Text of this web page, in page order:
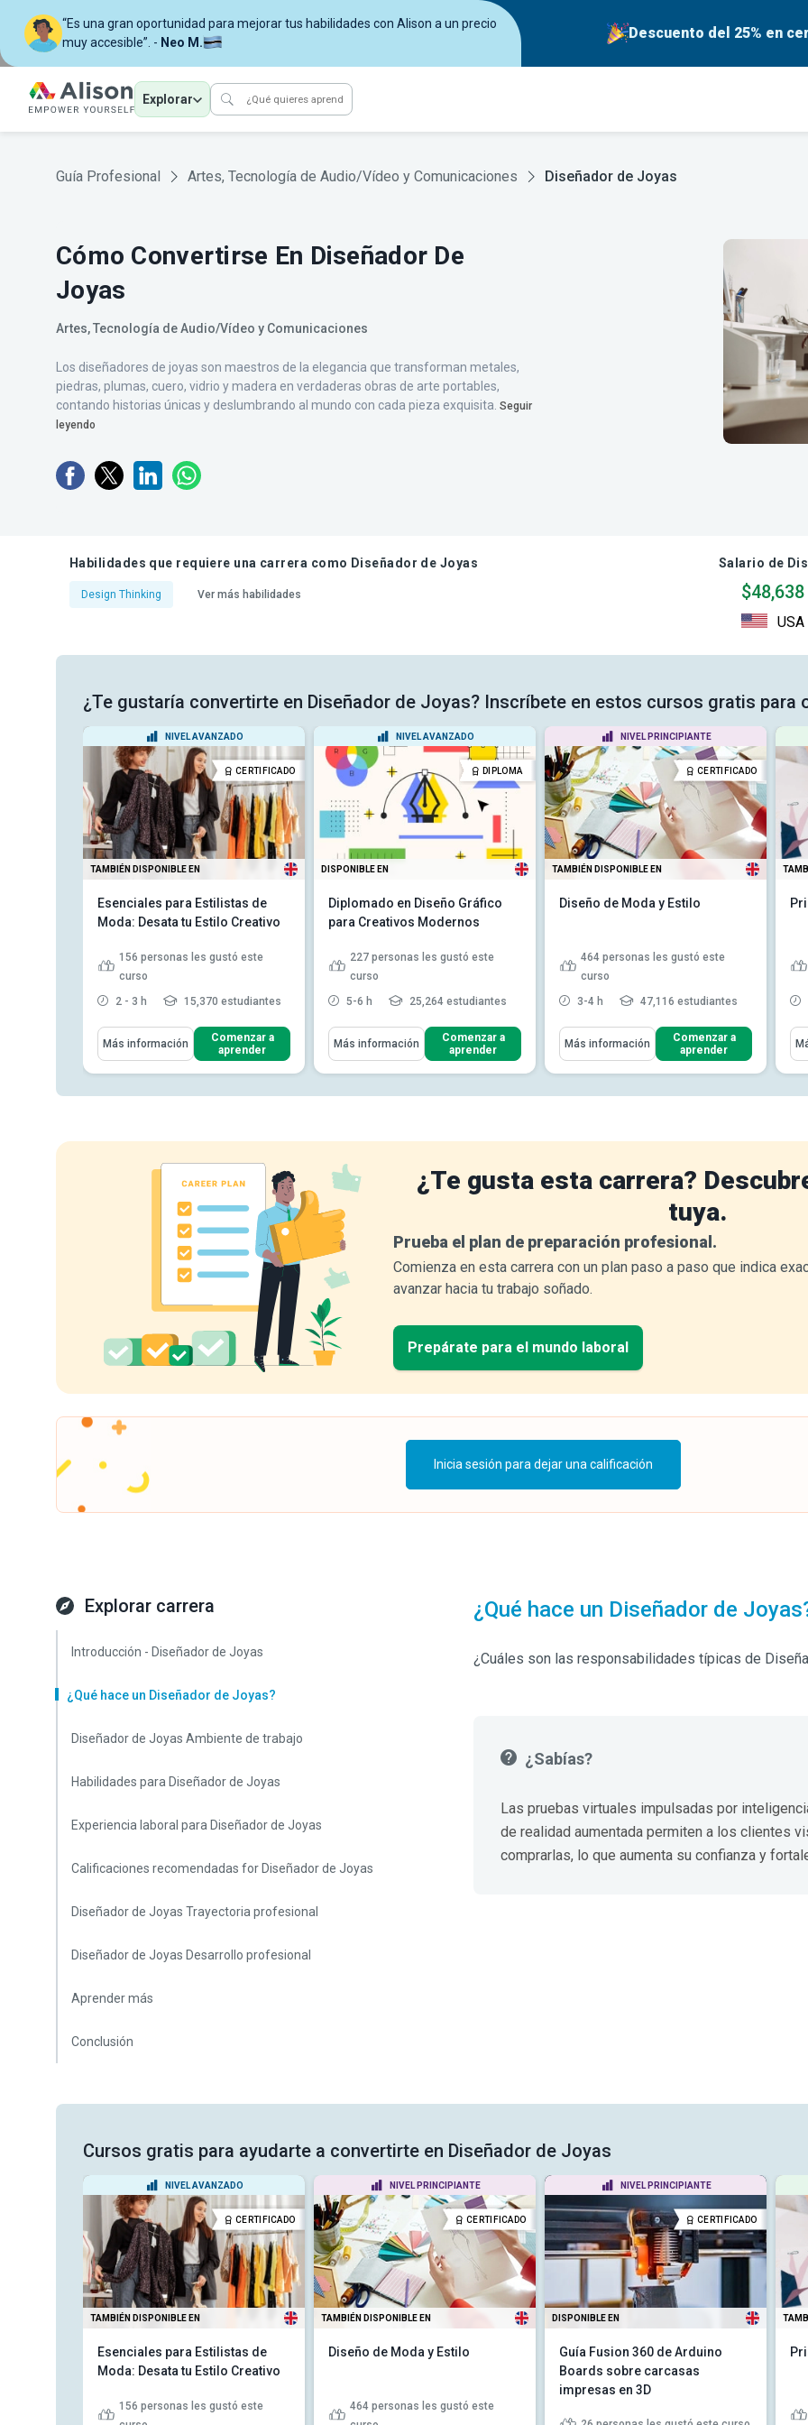
“Es una gran oportunidad para mejorar tus habilidades con Alison a un precio
muy accesible”. - Neo M.
Descuento del 25% en
Explorar
Guía Profesional Artes, Tecnología de Audio/Vídeo y Comunicaciones Diseñador de Joyas
Cómo Convertirse En Diseñador De
Joyas
Artes, Tecnología de Audio/Vídeo y Comunicaciones
Los diseñadores de joyas son maestros de la elegancia que transforman metales,
piedras, plumas, cuero, vidrio y madera en verdaderas obras de arte portables,
contando historias únicas y deslumbrando al mundo con cada pieza exquisita. Seguir
leyendo
Habilidades que requiere una carrera como Diseñador de Joyas
Design Thinking Ver más habilidades
Salario de
$48,638
USA
¿Te gustaría convertirte en Diseñador de Joyas? Inscríbete en estos cursos gratis para
NIVEL AVANZADO
CERTIFICADO
TAMBIÉN DISPONIBLE EN
Esenciales para Estilistas de
Moda: Desata tu Estilo Creativo
156 personas les gustó este
curso
2 - 3 h
15,370 estudiantes
Aprenderás Cómo
Identificar los distintos tipos de
cuerpo y las formas a...
Explicar cómo usar accesorios
Más información
Comenzar a
aprender
NIVEL AVANZADO
DIPLOMA
DISPONIBLE EN
Diplomado en Diseño Gráfico
para Creativos Modernos
227 personas les gustó este
curso
5-6 h
25,264 estudiantes
Aprenderás Cómo
Más información
Comenzar a
aprender
NIVEL PRINCIPIANTE
CERTIFICADO
TAMBIÉN DISPONIBLE EN
Diseño de Moda y Estilo
464 personas les gustó este
curso
3-4 h
47,116 estudiantes
Aprenderás Cómo
Explicar la clasificación de la
moda
Describir los elementos del
Más información
Comenzar a
aprender
¿Te gusta esta carrera?
tuya.
Prueba el plan de preparación profesional.
Comienza en esta carrera con un plan paso a paso que indica
avanzar hacia tu trabajo soñado.
Prepárate para el mundo laboral
Inicia sesión para dejar una calificación
Explorar carrera
Introducción - Diseñador de Joyas
¿Qué hace un Diseñador de Joyas?
Diseñador de Joyas Ambiente de trabajo
Habilidades para Diseñador de Joyas
Experiencia laboral para Diseñador de Joyas
Calificaciones recomendadas for Diseñador de Joyas
Diseñador de Joyas Trayectoria profesional
Diseñador de Joyas Desarrollo profesional
Aprender más
Conclusión
¿Qué hace un Diseñador de
¿Cuáles son las responsabilidades típicas de
¿Sabías?
Las pruebas virtuales impulsadas por
de realidad aumentada permiten a los clientes
comprarlas, lo que aumenta su confianza y
Cursos gratis para ayudarte a convertirte en Diseñador de Joyas
NIVEL AVANZADO
CERTIFICADO
TAMBIÉN DISPONIBLE EN
Esenciales para Estilistas de
Moda: Desata tu Estilo Creativo
156 personas les gustó este
NIVEL PRINCIPIANTE
CERTIFICADO
TAMBIÉN DISPONIBLE EN
Diseño de Moda y Estilo
464 personas les gustó este
NIVEL PRINCIPIANTE
CERTIFICADO
DISPONIBLE EN
Guía Fusion 360 de Arduino
Boards sobre carcasas
impresas en 3D